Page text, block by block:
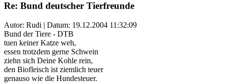
Re: Bund deutscher Tierfreunde
Autor: Rudi | Datum: 19.12.2004 11:32:09
Bund der Tiere - DTB
tuen keiner Katze weh,
essen trotzdem gerne Schwein
ziehn sich Deine Kohle rein,
den Biofleisch ist ziemlich teuer
genauso wie die Hundesteuer.